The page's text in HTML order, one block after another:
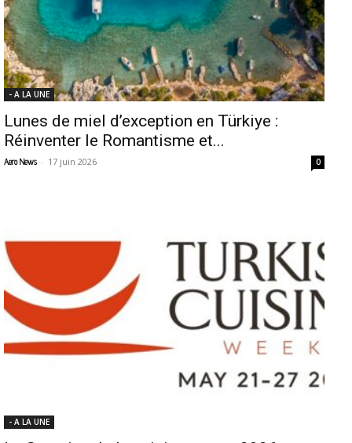
- A LA UNE
Lunes de miel d’exception en Türkiye :
Réinventer le Romantisme et...
Aero News - 17 juin 2026 0
- A LA UNE